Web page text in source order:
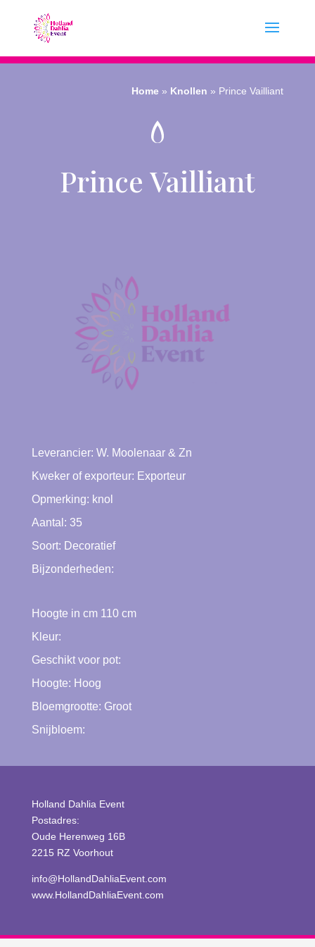
Home » Knollen » Prince Vailliant
Prince Vailliant
Leverancier: W. Moolenaar & Zn
Kweker of exporteur: Exporteur
Opmerking: knol
Aantal: 35
Soort: Decoratief
Bijzonderheden:
Hoogte in cm 110cm
Kleur:
Geschikt voor pot:
Hoogte: Hoog
Bloemgrootte: Groot
Snijbloem:
Holland Dahlia Event
Postadres:
Oude Herenweg 16B
2215 RZ Voorhout
info@HollandDahliaEvent.com
www.HollandDahliaEvent.com